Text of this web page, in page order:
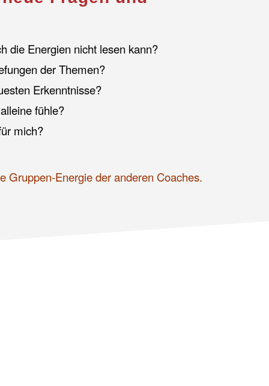
die Energien nicht lesen kann?
der Themen?
Erkenntnisse?
fühle?
mich?
Gruppen-Energie der anderen Coaches.